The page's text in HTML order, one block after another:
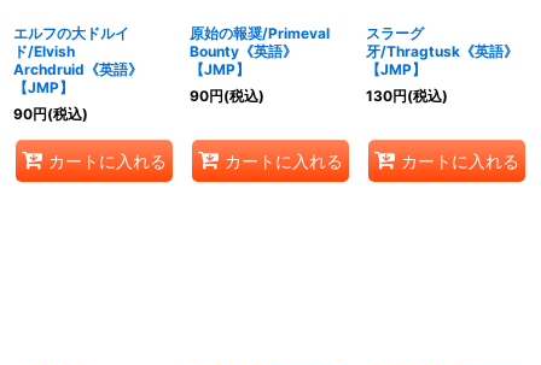
エルフの大ドルイ
ド/Elvish
Archdruid《英語》
【JMP】
90円(税込)
カートに入れる
原始の報奨/Primeval
Bounty《英語》
【JMP】
90円(税込)
カートに入れる
スラーグ
牙/Thragtusk《英語》
【JMP】
130円(税込)
カートに入れる